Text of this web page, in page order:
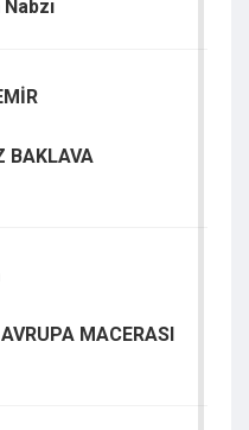
BAKLAVA
MACERASI